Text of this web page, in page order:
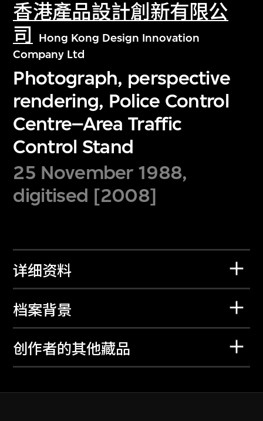
香港產品設計創新有限公
司
Hong Kong Design Innovation
Company Ltd
Photograph, perspective
rendering, Police Control
Centre–Area Traffic
Control Stand
25 November 1988,
digitised [2008]
详细资料
档案背景
创作者的其他藏品